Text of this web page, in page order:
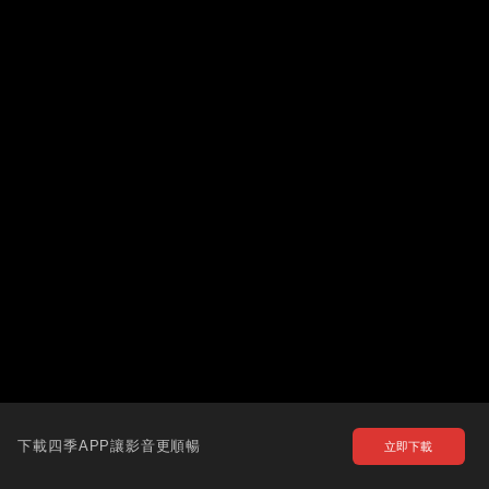
下載四季APP讓影音更順暢 立即下載